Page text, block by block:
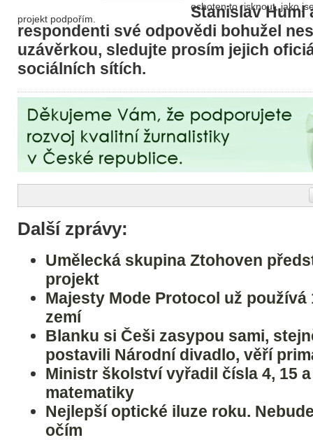
ochoten to risknout, jako
projekt podpořím.
Stanislav Huml
respondenti své odpovědi bohužel
uzávěrkou, sledujte prosím jejich
sociálních sítích.
Další zprávy:
Umělecká skupina Ztohoven
projekt
Majesty Mode Protocol už
zemí
Blanku si Češi zasypou sami,
postavili Národní divadlo, věří
Ministr školství vyřadil čísla 4, 15
matematiky
Nejlepší optické iluze roku.
očím